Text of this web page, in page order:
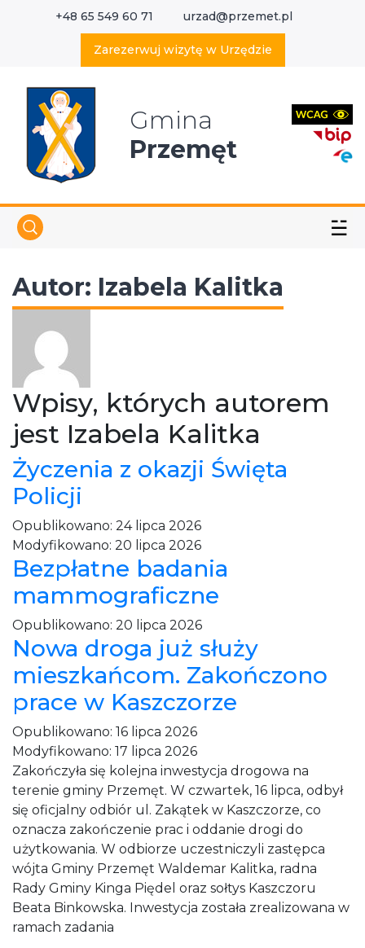
+48 65 549 60 71 urzad@przemet.pl
Zarezerwuj wizytę w Urzędzie
Gmina
Przemęt
☱
Autor: Izabela Kalitka
Wpisy, których autorem
jest Izabela Kalitka
Życzenia z okazji Święta
Policji
Opublikowano: 24 lipca 2026
Modyfikowano: 20 lipca 2026
Bezpłatne badania
mammograficzne
Opublikowano: 20 lipca 2026
Nowa droga już służy
mieszkańcom. Zakończono
prace w Kaszczorze
Opublikowano: 16 lipca 2026
Modyfikowano: 17 lipca 2026
Zakończyła się kolejna inwestycja drogowa na
terenie gminy Przemęt. W czwartek, 16 lipca, odbył
się oficjalny odbiór ul. Zakątek w Kaszczorze, co
oznacza zakończenie prac i oddanie drogi do
użytkowania. W odbiorze uczestniczyli zastępca
wójta Gminy Przemęt Waldemar Kalitka, radna
Rady Gminy Kinga Piędel oraz sołtys Kaszczoru
Beata Binkowska. Inwestycja została zrealizowana w
ramach zadania
Wyszukaj w serwisie